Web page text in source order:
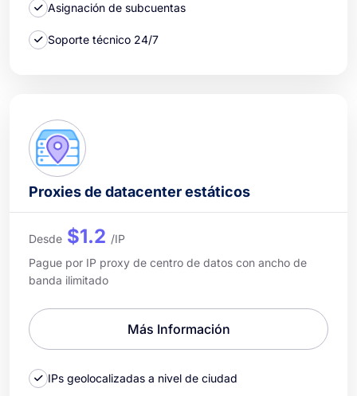
Asignación de subcuentas
Soporte técnico 24/7
Proxies de datacenter estáticos
Desde $1.2 /IP
Pague por IP proxy de centro de datos con ancho de
banda ilimitado
Más Información
IPs geolocalizadas a nivel de ciudad